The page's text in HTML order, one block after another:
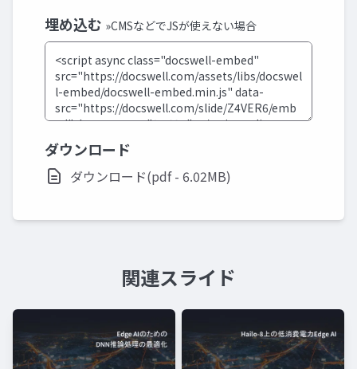
埋め込む »CMSなどでJSが使えない場合
ダウンロード
ダウンロード(pdf - 6.02MB)
関連スライド